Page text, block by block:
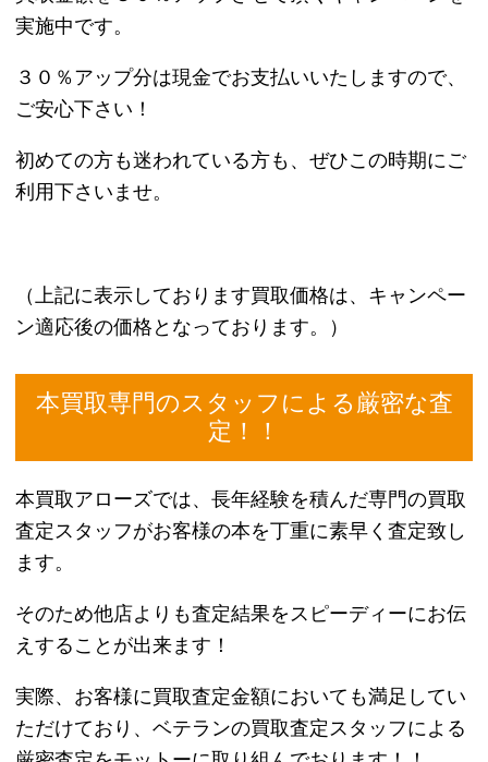
少年。
サクラの飛び散った羽根を取り戻すため、壱原に
「サクラとの二人の関係性」を対価に異次元を移動
する力を得る。
以降、サクラの羽根を探し求め、サクラ・ファイ・
旅先では、考古学者だけあって、歴史的なものを好
んで目を輝かせる一面がある。
【サクラ】
本作ヒロインであり、玖楼国の姫。
明るい性格で親しみやすく、玖楼国の民から愛され
霊感が強く、夢見の能力がある。
異世界散らばってしまう。
記憶を取り戻すために小狼と次元の度に出るが、昏
睡状態になるなど安定していない。
日本国で最強と言われる忍者であり、姫巫女である
知世姫に仕えている。